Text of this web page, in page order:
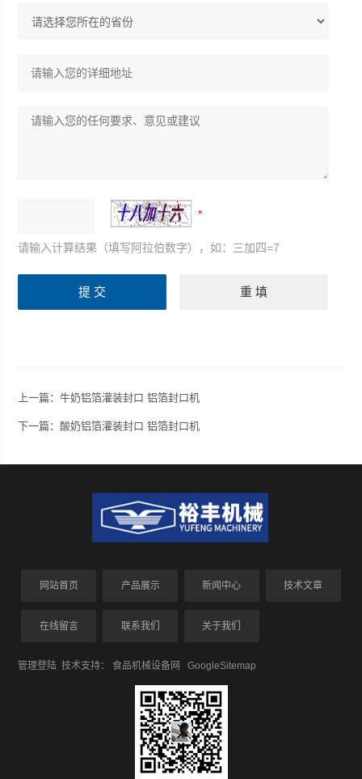
请输入计算结果（填写阿拉伯数字），如：三加四=7
上一篇：牛奶铝箔灌装封口 铝箔封口机
下一篇：酸奶铝箔灌装封口 铝箔封口机
网站首页 产品展示 新闻中心 技术文章
在线留言 联系我们 关于我们
管理登陆 技术支持：食品机械设备网 GoogleSitemap